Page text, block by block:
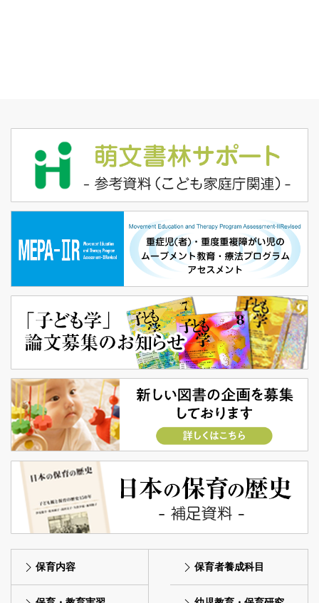
保育内容 保育者養成科目